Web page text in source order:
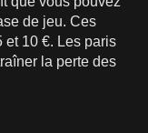
de jeu. Ces
et 10 €. Les paris
la perte des